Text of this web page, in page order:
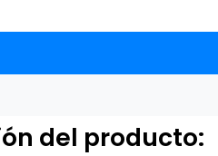
del producto: